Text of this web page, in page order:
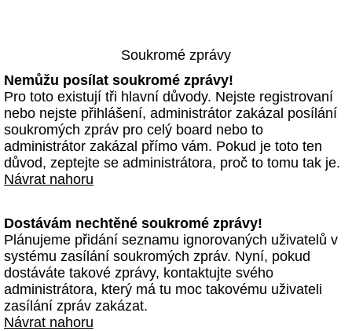
Soukromé zprávy
Nemůžu posílat soukromé zprávy!
Pro toto existují tři hlavní důvody. Nejste registrovaní
nebo nejste přihlášení, administrátor zakázal posílání
soukromých zpráv pro celý board nebo to
administrátor zakázal přímo vám. Pokud je toto ten
důvod, zeptejte se administrátora, proč to tomu tak je.
Návrat nahoru
Dostávám nechtěné soukromé zprávy!
Plánujeme přidání seznamu ignorovaných uživatelů v
systému zasílání soukromých zpráv. Nyní, pokud
dostáváte takové zprávy, kontaktujte svého
administrátora, který má tu moc takovému uživateli
zasílání zpráv zakázat.
Návrat nahoru